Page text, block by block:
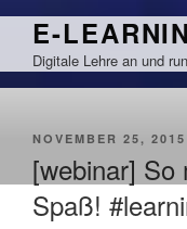
Zum
springen
E-
Digitale Lehre an und
VERÖFFENTLICHT
NOVEMBER 25, 2015
[webinar] So
Spaß!